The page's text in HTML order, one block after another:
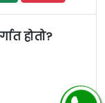
होतो?